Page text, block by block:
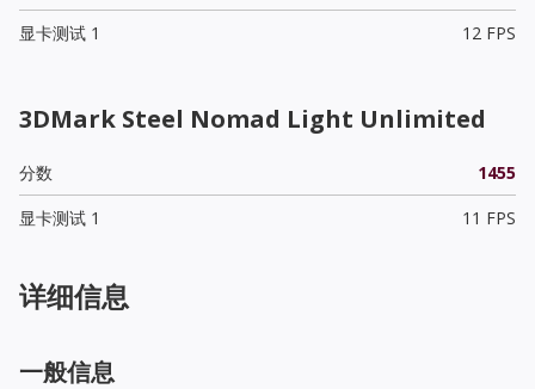
显卡测试 1
12 FPS
3DMark Steel Nomad Light Unlimited
分数
1455
显卡测试 1
11 FPS
详细信息
一般信息